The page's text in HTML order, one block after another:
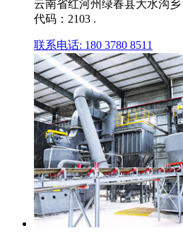
云南省红河州绿春县大水沟
代码：2103 .
联系电话: 180 3780 8511